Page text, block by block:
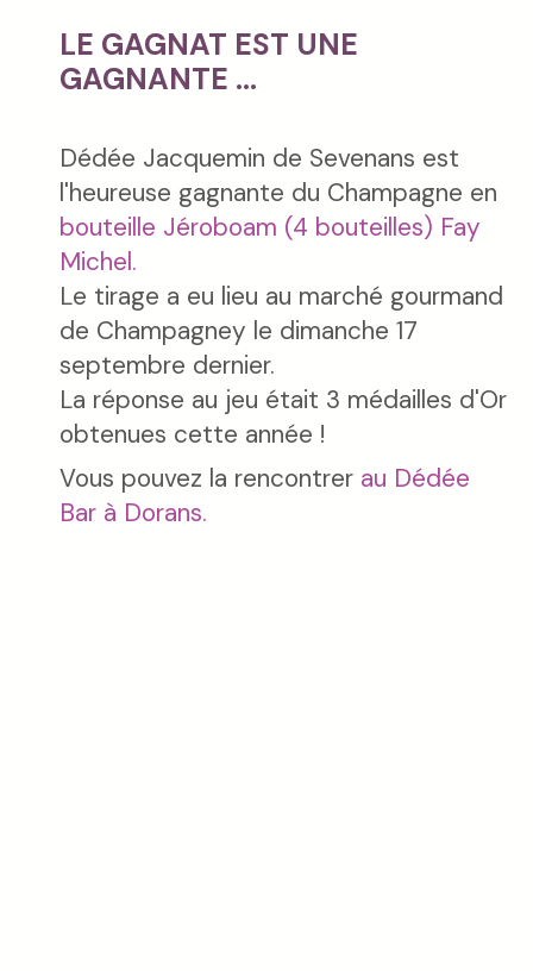
LE GAGNAT EST UNE
GAGNANTE ...
Dédée Jacquemin de Sevenans est
l'heureuse gagnante du Champagne en
bouteille Jéroboam (4 bouteilles) Fay
Michel.
Le tirage a eu lieu au marché gourmand
de Champagney le dimanche 17
septembre dernier.
La réponse au jeu était 3 médailles d'Or
obtenues cette année !
Vous pouvez la rencontrer au Dédée
Bar à Dorans.